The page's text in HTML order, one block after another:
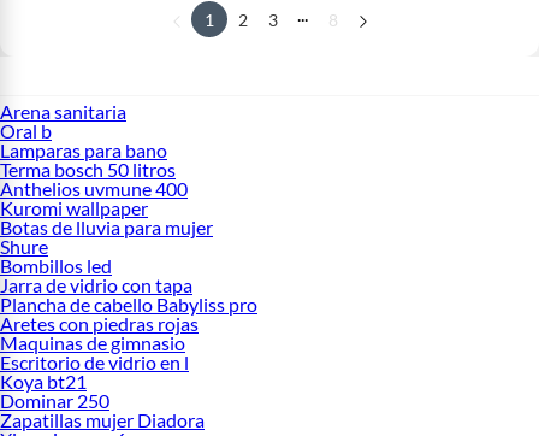
1 2 3 ... 8
Arena sanitaria
Oral b
Lamparas para bano
Terma bosch 50 litros
Anthelios uvmune 400
Kuromi wallpaper
Botas de lluvia para mujer
Shure
Bombillos led
Jarra de vidrio con tapa
Plancha de cabello Babyliss pro
Aretes con piedras rojas
Maquinas de gimnasio
Escritorio de vidrio en l
Koya bt21
Dominar 250
Zapatillas mujer Diadora